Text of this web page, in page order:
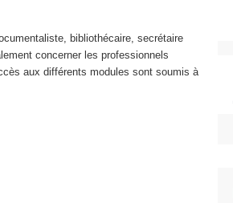
bibliothécaire, secrétaire
concerner les professionnels
aux différents modules sont soumis à